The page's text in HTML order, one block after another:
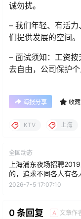
诚勿扰。
– 我们年轻、有活
们提供发展的空间。
– 面试须知：工资
去自由，公司保护
海报分享 收藏
KTV 上海
全国动态
上海浦东夜场招聘
的，追求不同各人有各
的乐园
2026-7-5 17:07:10
0 条回复 A 文章作